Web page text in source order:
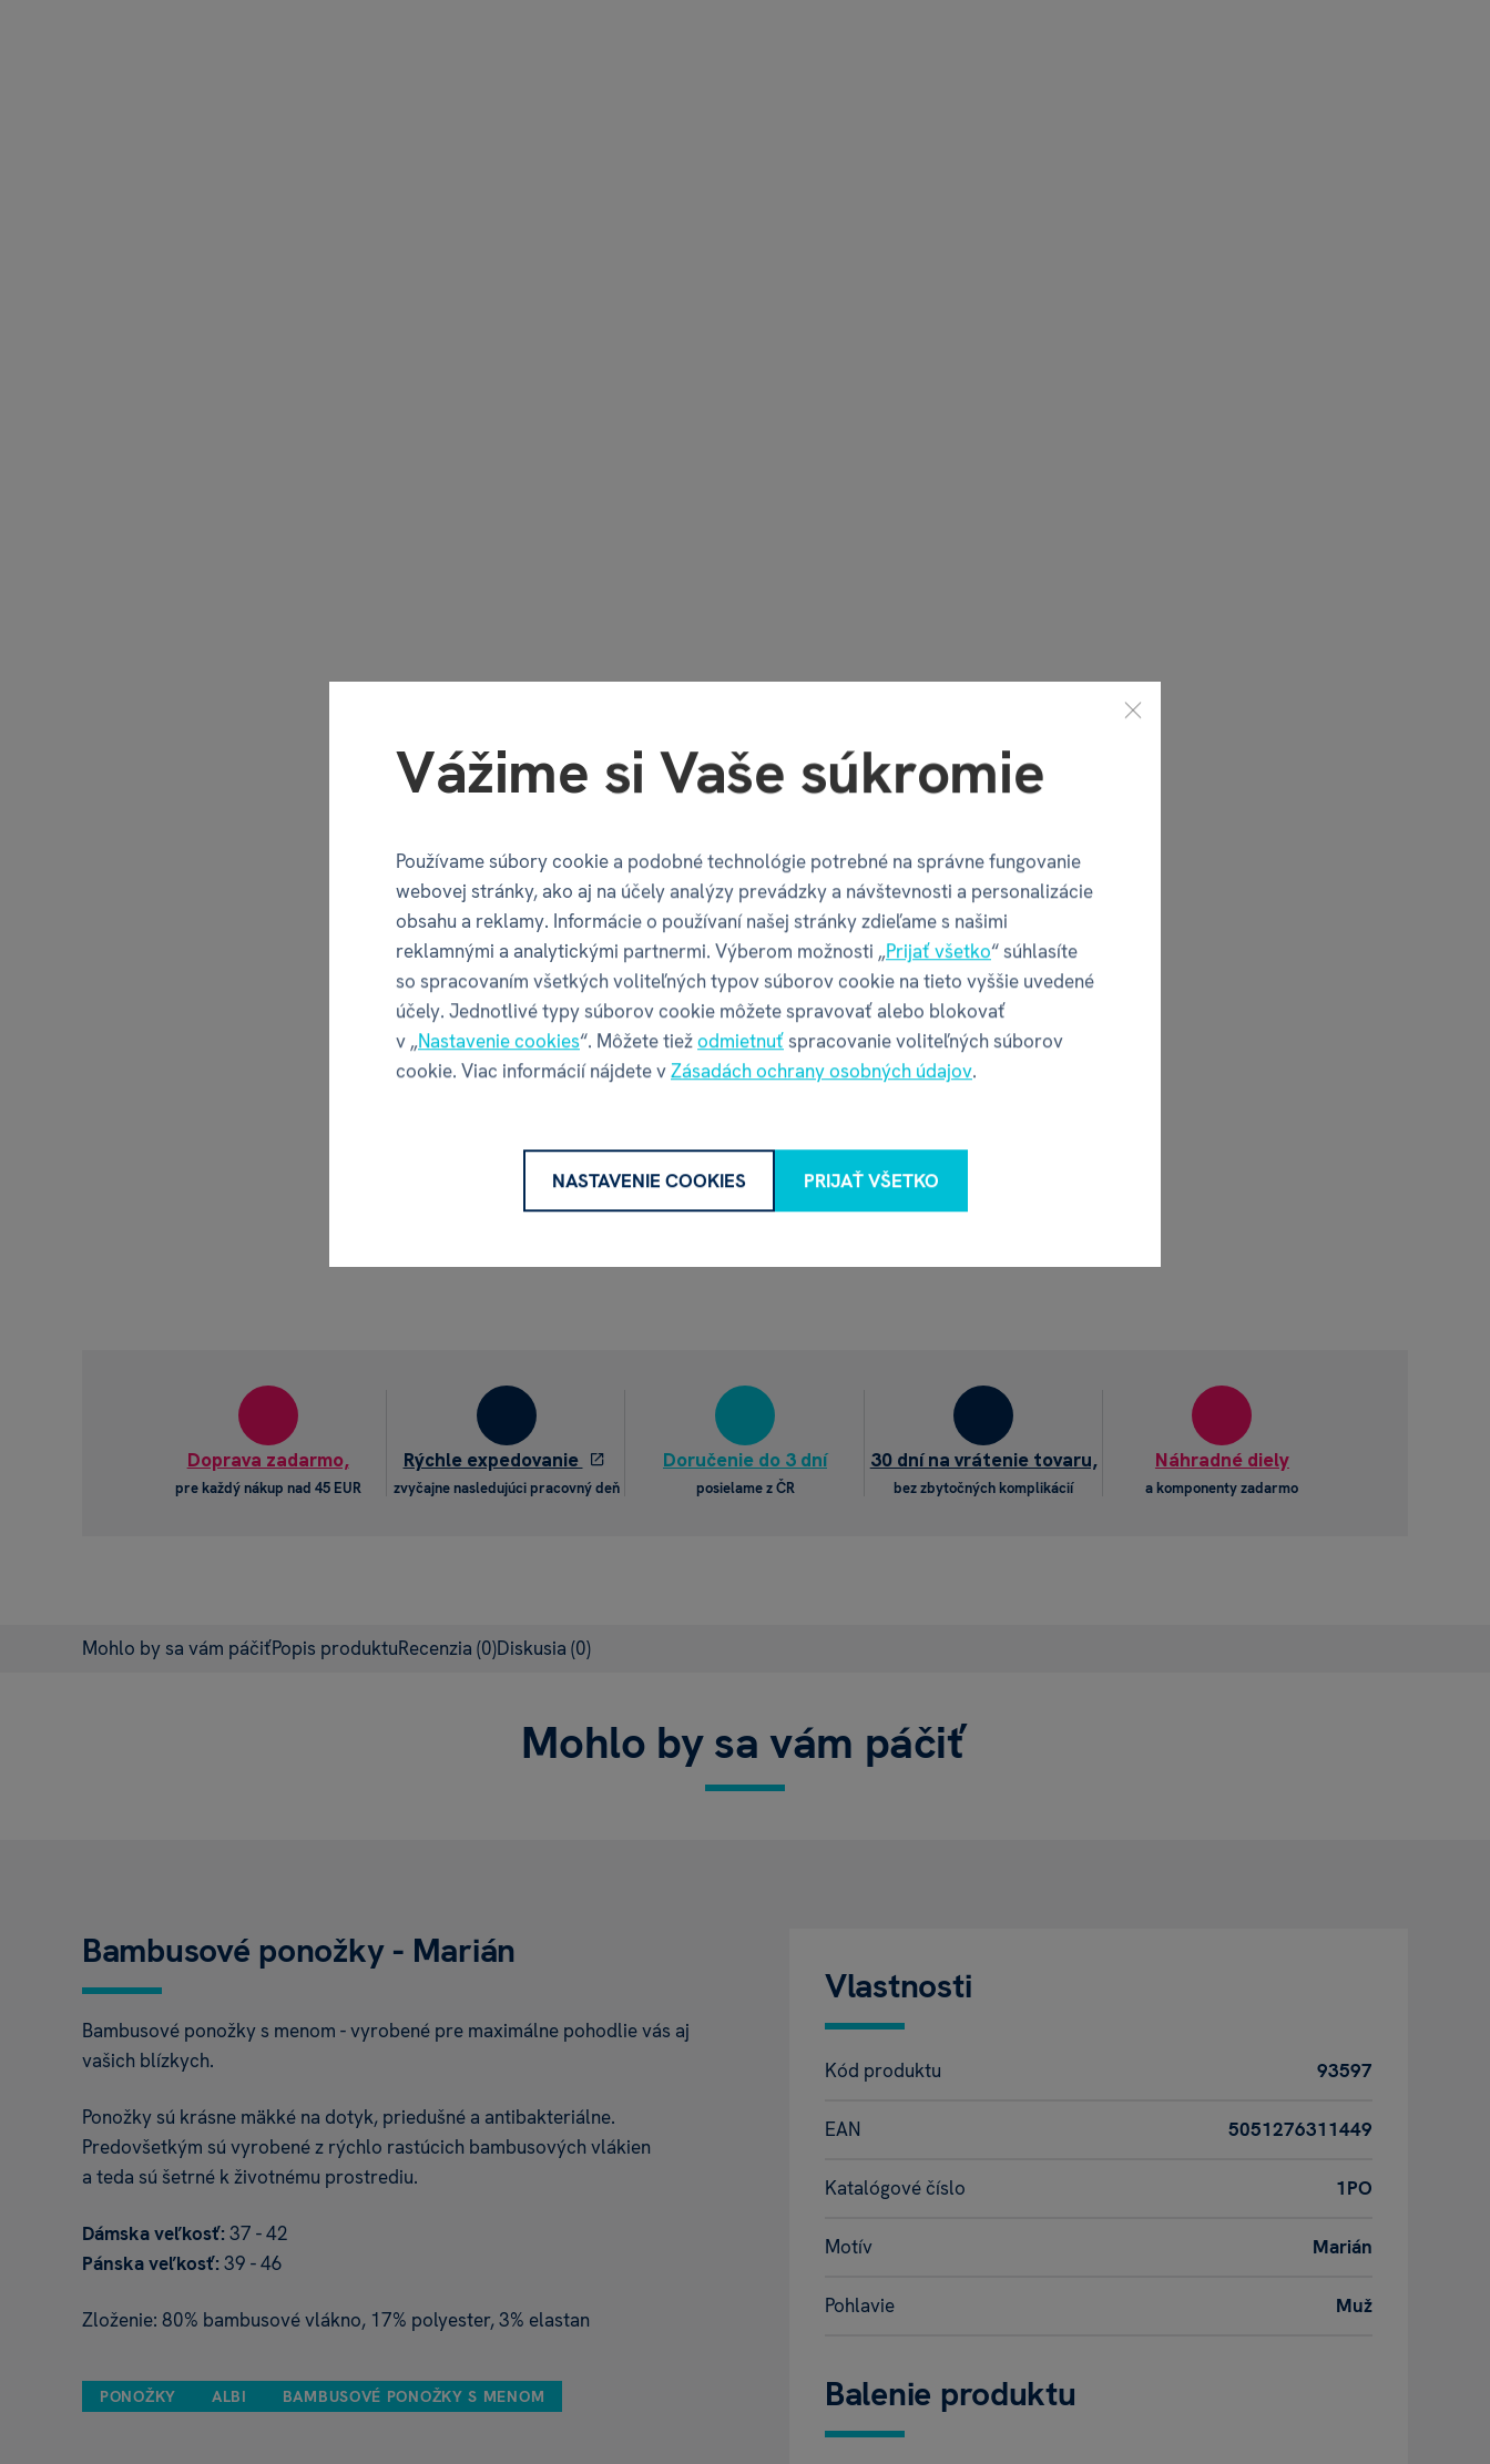
Doprava zadarmo,
pre každý nákup nad 45 EUR
Rýchle expedovanie
zvyčajne nasledujúci pracovný deň
Doručenie do 3 dní
posielame z ČR
30 dní na vrátenie tovaru,
bez zbytočných komplikácií
Náhradné diely
a komponenty zadarmo
Mohlo by sa vám páčiťPopis produktuRecenzia (0)Diskusia (0)
Mohlo by sa vám páčiť
Bambusové ponožky - Marián
Bambusové ponožky s menom - vyrobené pre maximálne pohodlie vás aj
vašich blízkych.
Ponožky sú krásne mäkké na dotyk, priedušné a antibakteriálne.
Predovšetkým sú vyrobené z rýchlo rastúcich bambusových vlákien
a teda sú šetrné k životnému prostrediu.
Dámska veľkosť: 37 - 42
Pánska veľkosť: 39 - 46
Zloženie: 80% bambusové vlákno, 17% polyester, 3% elastan
PONOŽKY ALBI BAMBUSOVÉ PONOŽKY S MENOM
Vlastnosti
Kód produktu 93597
EAN 5051276311449
Katalógové číslo 1PO
Motív Marián
Pohlavie Muž
Balenie produktu
Vážime si Vaše súkromie
Používame súbory cookie a podobné technológie potrebné na správne fungovanie
webovej stránky, ako aj na účely analýzy prevádzky a návštevnosti a personalizácie
obsahu a reklamy. Informácie o používaní našej stránky zdieľame s našimi
reklamnými a analytickými partnermi. Výberom možnosti „Prijať všetko“ súhlasíte
so spracovaním všetkých voliteľných typov súborov cookie na tieto vyššie uvedené
účely. Jednotlivé typy súborov cookie môžete spravovať alebo blokovať
v „Nastavenie cookies“. Môžete tiežodmietnuťspracovanie voliteľných súborov
cookie. Viac informácií nájdete vZásadách ochrany osobných údajov.
NASTAVENIE COOKIES PRIJAŤ VŠETKO